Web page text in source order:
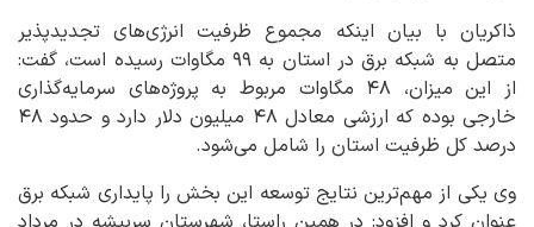
ذاکریان با بیان اینکه مجموع ظرفیت انرژی‌های تجدیدپذیر
متصل به شبکه برق در استان به ۹۹ مگاوات رسیده است، گفت:
از این میزان، ۴۸ مگاوات مربوط به پروژه‌های سرمایه‌گذاری
خارجی بوده که ارزشی معادل ۴۸ میلیون دلار دارد و حدود ۴۸
درصد کل ظرفیت استان را شامل می‌شود.
وی یکی از مهم‌ترین نتایج توسعه این بخش را پایداری شبکه برق